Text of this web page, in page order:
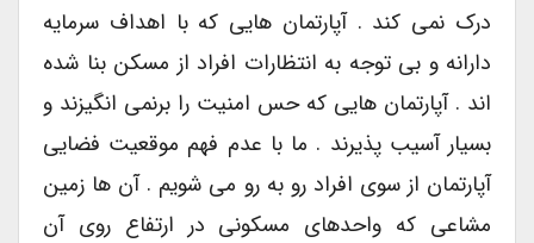
درک نمی کند . آپارتمان هایی که با اهداف سرمایه
دارانه و بی توجه به انتظارات افراد از مسکن بنا شده
اند . آپارتمان هایی که حس امنیت را برنمی انگیزند و
بسیار آسیب پذیرند . ما با عدم فهم موقعیت فضایی
آپارتمان از سوی افراد رو به رو می شویم . آن ها زمین
مشاعی که واحدهای مسکونی در ارتفاع روی آن